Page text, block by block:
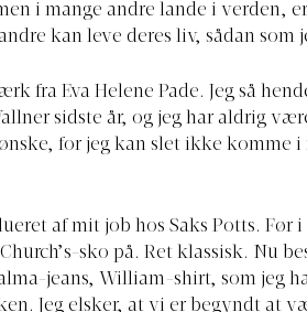
i mange andre lande i verden,
kan leve deres liv, sådan som
fra Eva Helene Pade. Jeg så
sidste år, og jeg har aldrig
for jeg kan slet ikke komme
af mit job hos Saks Potts. Før
sko på. Ret klassisk. Nu
jeans, William-shirt, som jeg
Jeg elsker, at vi er begyndt at